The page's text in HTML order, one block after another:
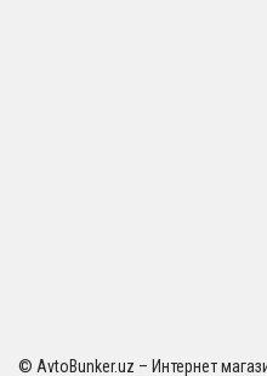
© AvtoBunker.uz – Интернет